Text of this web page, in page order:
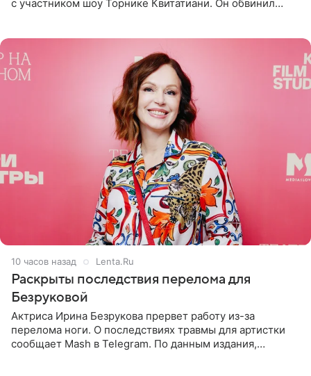
с участником шоу Торнике Квитатиани. Он обвинил
10 часов назад Lenta.Ru
Раскрыты последствия перелома для
Безруковой
Актриса Ирина Безрукова прервет работу из-за
перелома ноги. О последствиях травмы для артистки
сообщает Mash в Telegram. По данным издания,